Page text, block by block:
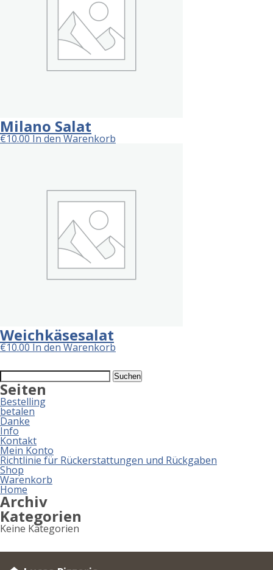
Milano Salat
€10.00In den Warenkorb
Weichkäsesalat
€10.00In den Warenkorb
Suchen
nach:
Seiten
Bestelling
betalen
Danke
Info
Kontakt
Mein Konto
Richtlinie für Rückerstattungen und Rückgaben
Shop
Warenkorb
Home
Archiv
Kategorien
Keine Kategorien